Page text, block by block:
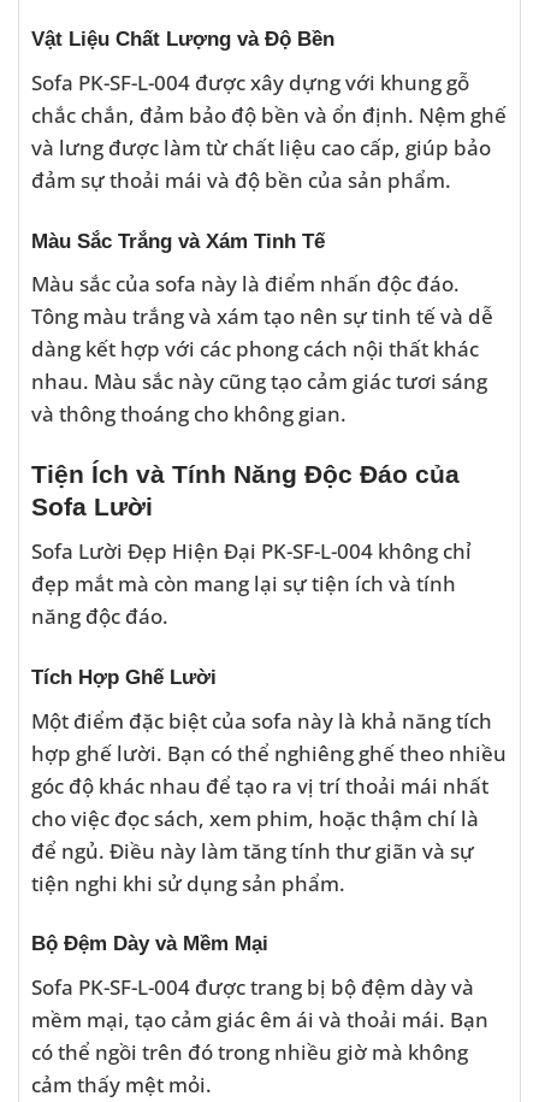
Vật Liệu Chất Lượng và Độ Bền
Sofa PK-SF-L-004 được xây dựng với khung gỗ
chắc chắn, đảm bảo độ bền và ổn định. Nệm ghế
và lưng được làm từ chất liệu cao cấp, giúp bảo
đảm sự thoải mái và độ bền của sản phẩm.
Màu Sắc Trắng và Xám Tinh Tế
Màu sắc của sofa này là điểm nhấn độc đáo.
Tông màu trắng và xám tạo nên sự tinh tế và dễ
dàng kết hợp với các phong cách nội thất khác
nhau. Màu sắc này cũng tạo cảm giác tươi sáng
và thông thoáng cho không gian.
Tiện Ích và Tính Năng Độc Đáo của
Sofa Lười
Sofa Lười Đẹp Hiện Đại PK-SF-L-004 không chỉ
đẹp mắt mà còn mang lại sự tiện ích và tính
năng độc đáo.
Tích Hợp Ghế Lười
Một điểm đặc biệt của sofa này là khả năng tích
hợp ghế lười. Bạn có thể nghiêng ghế theo nhiều
góc độ khác nhau để tạo ra vị trí thoải mái nhất
cho việc đọc sách, xem phim, hoặc thậm chí là
để ngủ. Điều này làm tăng tính thư giãn và sự
tiện nghi khi sử dụng sản phẩm.
Bộ Đệm Dày và Mềm Mại
Sofa PK-SF-L-004 được trang bị bộ đệm dày và
mềm mại, tạo cảm giác êm ái và thoải mái. Bạn
có thể ngồi trên đó trong nhiều giờ mà không
cảm thấy mệt mỏi.